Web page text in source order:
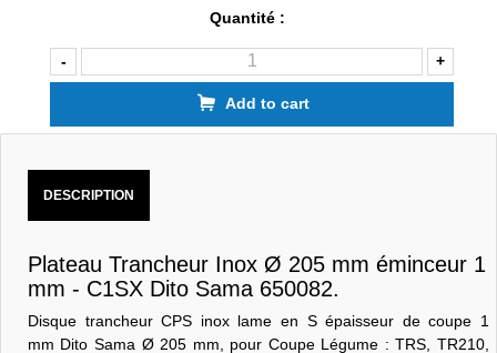
Quantité :
- +
Add to cart
DESCRIPTION
Plateau Trancheur Inox Ø 205 mm éminceur 1
mm - C1SX Dito Sama 650082.
Disque trancheur CPS inox lame en S épaisseur de coupe 1
mm Dito Sama Ø 205 mm, pour Coupe Légume : TRS, TR210,